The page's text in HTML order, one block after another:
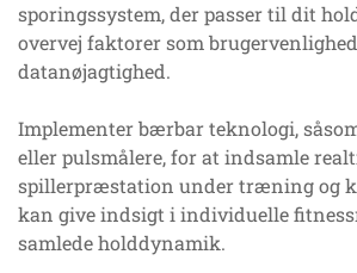
sporingssystem, der passer til dit
overvej faktorer som
datanøjagtighed.
Implementer bærbar teknologi,
eller pulsmålere, for at indsamle
spillerpræstation under træning og
kan give indsigt i individuelle
samlede holddynamik.